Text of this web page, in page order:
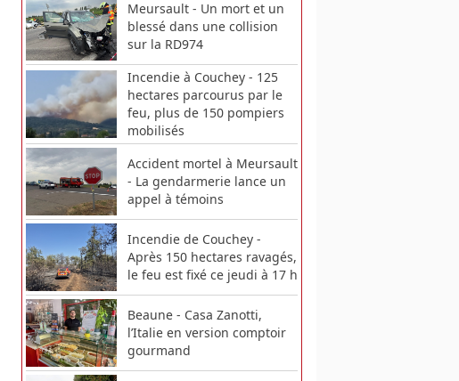
Meursault - Un mort et un
blessé dans une collision
sur la RD974
Incendie à Couchey - 125
hectares parcourus par le
feu, plus de 150 pompiers
mobilisés
Accident mortel à Meursault
- La gendarmerie lance un
appel à témoins
Incendie de Couchey -
Après 150 hectares ravagés,
le feu est fixé ce jeudi à 17 h
Beaune - Casa Zanotti,
l’Italie en version comptoir
gourmand